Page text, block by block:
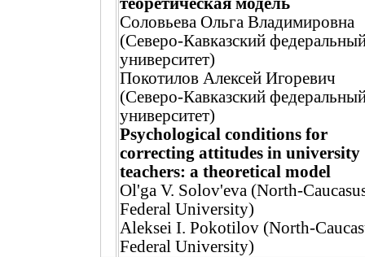
Соловьева Ольга Владимировна
(Северо-Кавказский
университет)
Покотилов Алексей Игоревич
(Северо-Кавказский
университет)
Psychological conditions for
correcting attitudes in university
teachers: a theoretical model
Ol'ga V. Solov'eva (North-
Federal University)
Aleksei I. Pokotilov (North-
Federal University)